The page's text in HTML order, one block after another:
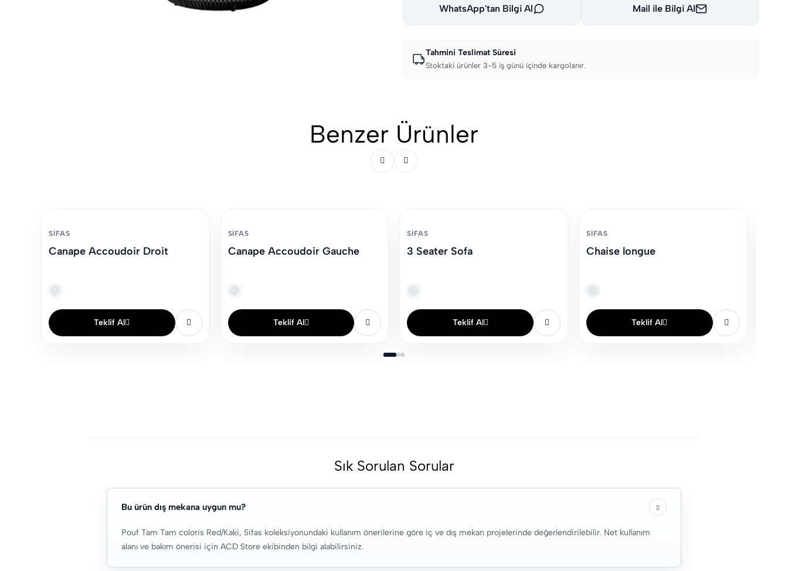
WhatsApp'tan Bilgi Al Mail ile Bilgi Al
Tahmini Teslimat Süresi
Stoktaki ürünler 3-5 iş günü içinde kargolanır.
Benzer Ürünler
SIFAS
Canape Accoudoir Droit
Teklif Al
SIFAS
Canape Accoudoir Gauche
Teklif Al
SIFAS
3 Seater Sofa
Teklif Al
SIFAS
Chaise longue
Teklif Al
Sık Sorulan Sorular
Bu ürün dış mekana uygun mu?
Pouf Tam Tam coloris Red/Kaki, Sifas koleksiyonundaki kullanım önerilerine göre iç ve dış mekan projelerinde değerlendirilebilir. Net kullanım
alanı ve bakım önerisi için ACD Store ekibinden bilgi alabilirsiniz.